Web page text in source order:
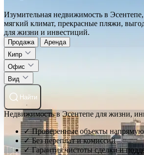
Изумительная недвижимость в
мягкий климат, прекрасные пляжи,
для жизни и инвестиций.
Продажа
Аренда
Кипр
Офис
Вид
Найти
Недвижимость в Эсентепе для жизни,
✓ Проверенные объекты напрямую
✓ Без переплат и комиссий
✓ Гарантия чистоты сделки и